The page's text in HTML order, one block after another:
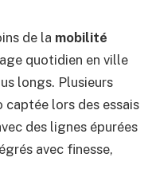
de la mobilité
quotidien en ville
longs. Plusieurs
captée lors des essais
des lignes épurées
avec finesse,